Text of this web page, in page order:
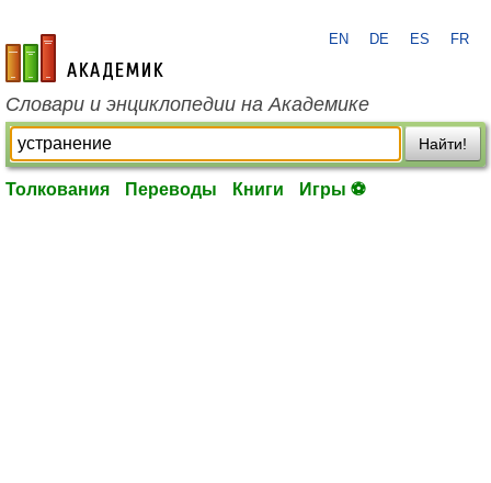
academic.ru
EN DE ES FR
Словари и энциклопедии на Академике
Найти!
Толкования Переводы Книги Игры ⚽